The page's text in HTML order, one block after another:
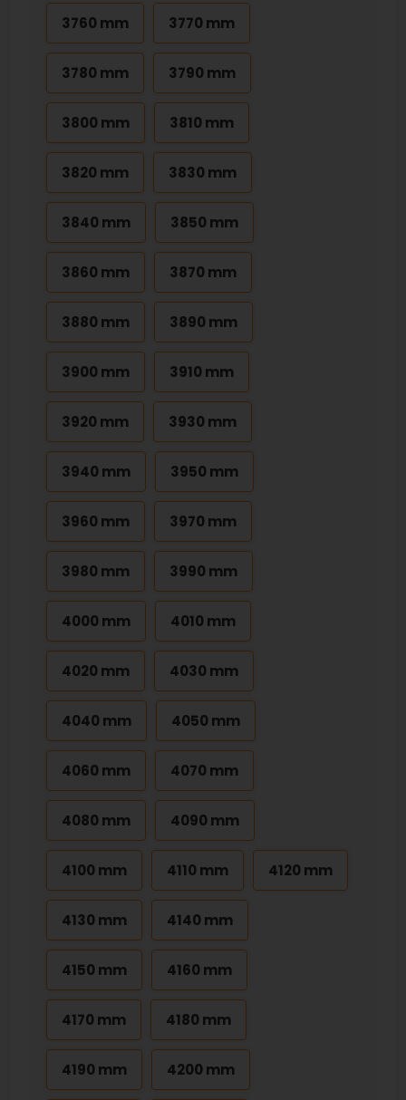
3760 mm 3770 mm
3780 mm 3790 mm
3800 mm 3810 mm
3820 mm 3830 mm
3840 mm 3850 mm
3860 mm 3870 mm
3880 mm 3890 mm
3900 mm 3910 mm
3920 mm 3930 mm
3940 mm 3950 mm
3960 mm 3970 mm
3980 mm 3990 mm
4000 mm 4010 mm
4020 mm 4030 mm
4040 mm 4050 mm
4060 mm 4070 mm
4080 mm 4090 mm
4100 mm 4110 mm 4120 mm
4130 mm 4140 mm
4150 mm 4160 mm
4170 mm 4180 mm
4190 mm 4200 mm